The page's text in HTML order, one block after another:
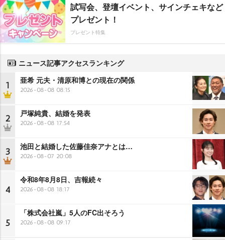
試写会、登壇イベント、サインチェキなど
プレゼント！
プレゼント特集
ニュース記事アクセスランキング
1 亜希 元夫・清原和博との現在の関係
2026-08-08 08:15
2 戸塚純貴、結婚を発表
2026-08-08 17:54
3 池田と結婚した佐藤佳奈アナとは…
2026-08-07 20:08
4
令和8年8月8日、吉報続々
2026-08-08 18:17
5
「株式会社嵐」5人のFC出そろう
2026-08-08 09:17